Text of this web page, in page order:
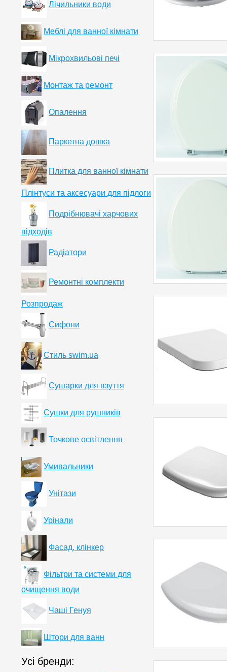
Лічильники води
Меблі для ванної кімнати
Мікрохвильові печі
Монтаж та ремонт
Опалення
Паркетна дошка
Плитка для ванної кімнати
Плінтуси та аксесуари для підлоги
Подрібнювачі харчових
відходів
Радіатори
Ремонтні комплекти
Розпродаж
Сифони
Стиль swim.ua
Сушарки для взуття
Сушки для рушників
Точкове освітлення
Умивальники
Унітази
Урінали
Фасад, клінкер
Фільтри та системи для
очищення води
Чаші Генуя
Штори для ванн
Усі бренди: